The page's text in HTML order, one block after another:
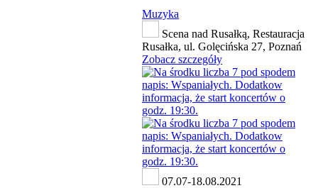
Muzyka
Scena nad Rusałką, Restauracja
Rusałka, ul. Golęcińska 27, Poznań
Zobacz szczegóły
07.07-18.08.2021